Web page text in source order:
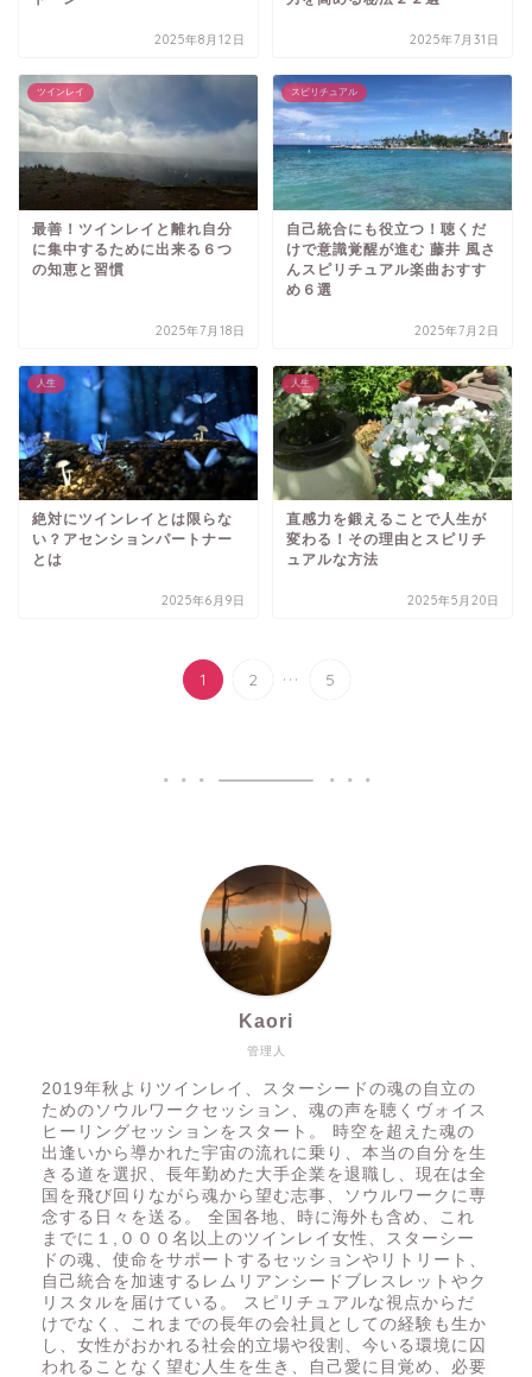
2025年8月12日 2025年7月31日
ツインレイ
最善！ツインレイと離れ自分
に集中するために出来る６つ
の知恵と習慣
2025年7月18日
スピリチュアル
自己統合にも役立つ！聴くだ
けで意識覚醒が進む 藤井 風さ
んスピリチュアル楽曲おすす
め６選
2025年7月2日
人生
絶対にツインレイとは限らな
い？アセンションパートナー
とは
2025年6月9日
人生
直感力を鍛えることで人生が
変わる！その理由とスピリチ
ュアルな方法
2025年5月20日
1 2 ... 5
管理人
Kaori
2019年秋よりツインレイ、スターシードの魂の自立の
ためのソウルワークセッション、魂の声を聴くヴォイス
ヒーリングセッションをスタート。 時空を超えた魂の
出逢いから導かれた宇宙の流れに乗り、本当の自分を生
きる道を選択、長年勤めた大手企業を退職し、現在は全
国を飛び回りながら魂から望む志事、ソウルワークに専
念する日々を送る。 全国各地、時に海外も含め、これ
までに１,０００名以上のツインレイ女性、スターシー
ドの魂、使命をサポートするセッションやリトリート、
自己統合を加速するレムリアンシードブレスレットやク
リスタルを届けている。 スピリチュアルな視点からだ
けでなく、これまでの長年の会社員としての経験も生か
し、女性がおかれる社会的立場や役割、今いる環境に囚
われることなく望む人生を生き、自己愛に目覚め、必要